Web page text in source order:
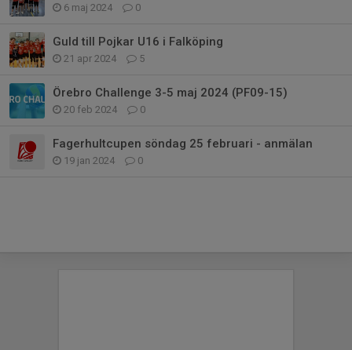
6 maj 2024 0
Guld till Pojkar U16 i Falköping
21 apr 2024 5
Örebro Challenge 3-5 maj 2024 (PF09-15)
20 feb 2024 0
Fagerhultcupen söndag 25 februari - anmälan
19 jan 2024 0